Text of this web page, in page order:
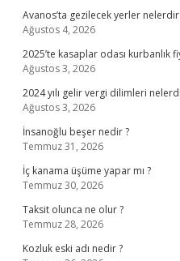
Avanos’ta gezilecek yerler nelerdir
Ağustos 4, 2026
2025’te kasaplar odası kurbanlık
Ağustos 3, 2026
2024 yılı gelir vergi dilimleri
Ağustos 3, 2026
İnsanoğlu beşer nedir ?
Temmuz 31, 2026
İç kanama üşüme yapar mı ?
Temmuz 30, 2026
Taksit olunca ne olur ?
Temmuz 28, 2026
Kozluk eski adı nedir ?